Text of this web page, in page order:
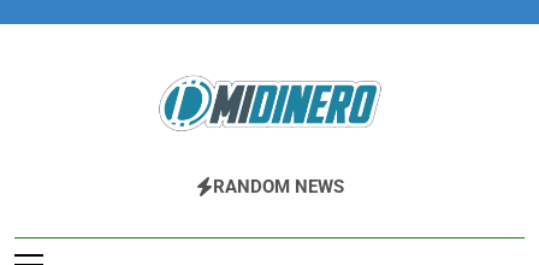
Midinero.co
Fintech, Criptomonedas
RANDOM NEWS